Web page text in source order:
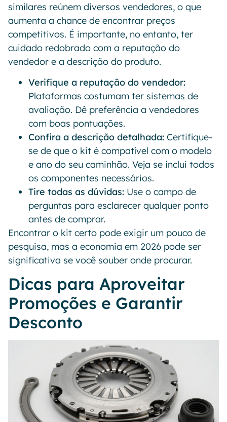
similares reúnem diversos vendedores, o que
aumenta a chance de encontrar preços
competitivos. É importante, no entanto, ter
cuidado redobrado com a reputação do
vendedor e a descrição do produto.
Verifique a reputação do vendedor:
Plataformas costumam ter sistemas de
avaliação. Dê preferência a vendedores
com boas pontuações.
Confira a descrição detalhada: Certifique-
se de que o kit é compatível com o modelo
e ano do seu caminhão. Veja se inclui todos
os componentes necessários.
Tire todas as dúvidas: Use o campo de
perguntas para esclarecer qualquer ponto
antes de comprar.
Encontrar o kit certo pode exigir um pouco de
pesquisa, mas a economia em 2026 pode ser
significativa se você souber onde procurar.
Dicas para Aproveitar
Promoções e Garantir
Desconto